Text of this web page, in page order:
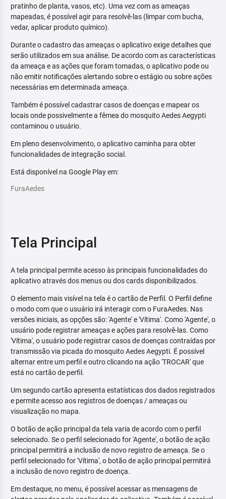
pratinho de planta, vasos, etc). Uma vez com as ameaças
mapeadas, é possível agir para resolvê-las (limpar com bucha,
vedar, aplicar produto químico).
Durante o cadastro das ameaças o aplicativo exige detalhes que
serão utilizados em sua análise. De acordo com as características
da ameaça e as ações que foram tomadas, o aplicativo pode ou
não emitir notificações alertando sobre o estágio ou sobre ações
necessárias em determinada ameaça.
Também é possível cadastrar casos de doenças e mapear os
locais onde possivelmente a fêmea do mosquito Aedes Aegypti
contaminou o usuário.
Em pleno desenvolvimento, o aplicativo caminha para obter
funcionalidades de integração social.
Está disponível na Google Play em:
FuraAedes
Tela Principal
A tela principal permite acesso às principais funcionalidades do
aplicativo através dos menus ou dos cards disponibilizados.
O elemento mais visível na tela é o cartão de Perfil. O Perfil define
o modo com que o usuário irá interagir com o FuraAedes. Nas
versões iniciais, as opções são: 'Agente' e 'Vítima'. Como 'Agente', o
usuário pode registrar ameaças e ações para resolvê-las. Como
'Vítima', o usuário pode registrar casos de doenças contraídas por
transmissão via picada do mosquito Aedes Aegypti. É possível
alternar entre um perfil e outro clicando na ação 'TROCAR' que
está no cartão de perfil.
Um segundo cartão apresenta estatísticas dos dados registrados
e permite acesso aos registros de doenças / ameaças ou
visualização no mapa.
O botão de ação principal da tela varia de acordo com o perfil
selecionado. Se o perfil selecionado for 'Agente', o botão de ação
principal permitirá a inclusão de novo registro de ameaça. Se o
perfil selecionado for 'Vítima', o botão de ação principal permitirá
a inclusão de novo registro de doença.
Em destaque, no menu, é possível acessar as mensagens de